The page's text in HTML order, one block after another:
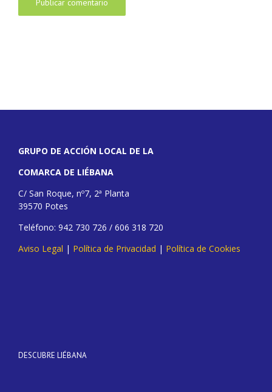
GRUPO DE ACCIÓN LOCAL DE LA
COMARCA DE LIÉBANA
C/ San Roque, nº7, 2ª Planta
39570 Potes
Teléfono: 942 730 726 / 606 318 720
Aviso Legal | Política de Privacidad | Política de Cookies
DESCUBRE LIÉBANA